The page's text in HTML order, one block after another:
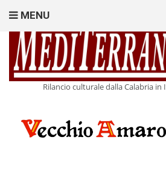
Rilancio culturale dalla Calabria
MENU